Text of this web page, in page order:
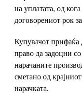
на уплатата, од
договорениот рок
Купувачот
право да задоцни
нарачаните
сметано од
нарачката.